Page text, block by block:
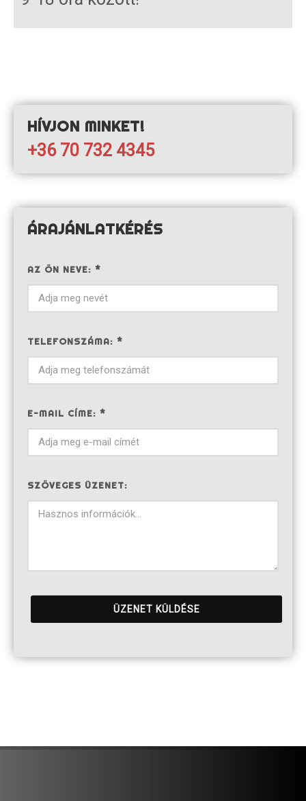
HÍVJON MINKET!
+36 70 732 4345
ÁRAJÁNLATKÉRÉS
AZ ÖN NEVE: *
TELEFONSZÁMA: *
E-MAIL CÍME: *
SZÖVEGES ÜZENET:
ÜZENET KÜLDÉSE